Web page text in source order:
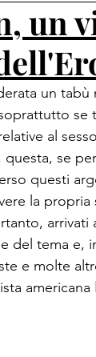
un
un
al
questa, se
questi
la
del tema
e molte
americana